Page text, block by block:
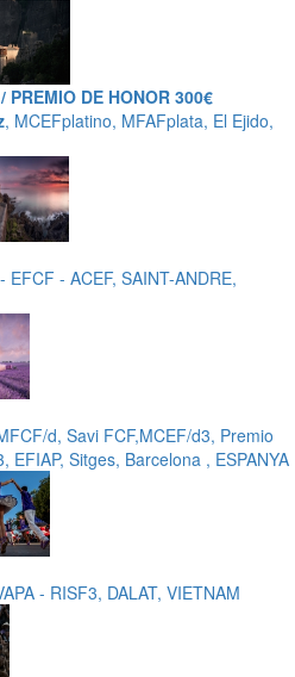
PREMIO DE HONOR 300€
, MCEFplatino, MFAFplata, El Ejido,
EFCF - ACEF, SAINT-ANDRE,
d, Savi FCF,MCEF/d3, Premio
EFIAP, Sitges, Barcelona , ESPANYA
- RISF3, DALAT, VIETNAM